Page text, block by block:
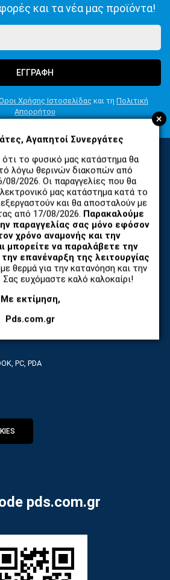
+
Αγαπητοί Συνεργάτες
το φυσικό μας κατάστημα θα
λόγω θερινών διακοπών από
2026. Οι παραγγελίες που θα
μας κατάστημα κατά το
και θα αποσταλούν με
από 17/08/2026. Παρακαλούμε
παραγγελίας σας μόνο εφόσον
χρόνο αναμονής και την
μπορείτε να παραλάβετε την
επανέναρξη της λειτουργίας
θερμά για την κατανόηση και την
ευχόμαστε καλό καλοκαίρι!
Με εκτίμηση,
Pds.com.gr
και τα νέα μας προϊόντα!
ΕΓΓΡΑΦΗ
Χρήσης Ιστοσελίδας και τη Πολιτική
Απορρήτου
ΚΙΝΗΤΩΝ ΤΗΛΕΦΩΝΩΝ
FCT
PC, PDA
pds.com.gr